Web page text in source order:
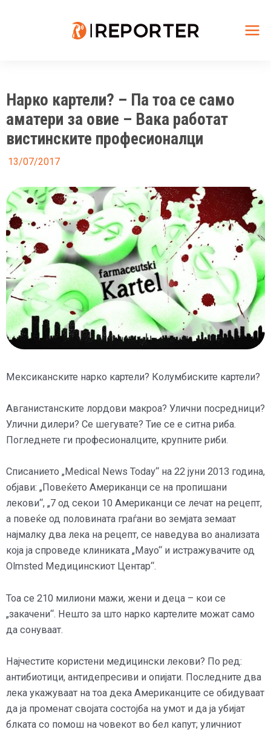
Нарко картели? – Па тоа се само
аматери за овие – Вака работат
вистинските професионалци
13/07/2017
Мексиканските нарко картели? Колумбиските картели?
Авганистанските лордови макроа? Улични посредници?
Улични дилери? Се шегувате? Тие се е ситна риба.
Погледнете ги професионалците, крупните риби.
Списанието „Medical News Today“ на 22 јуни 2013 година,
објави: „Повеќето Американци се на пропишани
лекови“, „7 од секои 10 Американци се лечат на рецепт,
а повеќе од половината граѓани во земјата земаат
најмалку два лека на рецепт, се наведува во анализата
која ја спроведе клиниката „Mayo“ и истражувачите од
Olmsted Медицинскиот Центар“.
Тоа се 210 милиони мажи, жени и деца – кои се
„закачени“. Нешто за што нарко картелите можат само
да сонуваат.
Најчестите користени медицински лекови? По ред:
антибиотици, антидепресиви и опијати. Последните два
лека укажуваат на тоа дека Американците се обидуваат
да ја променат својата состојба на умот и да ја убијат
блката со помош на човекот во бел капут; уличниот